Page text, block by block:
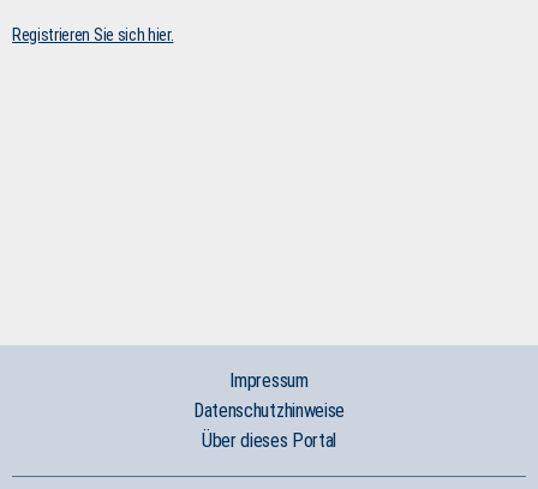
Registrieren Sie sich hier.
Impressum
Datenschutzhinweise
Über dieses Portal